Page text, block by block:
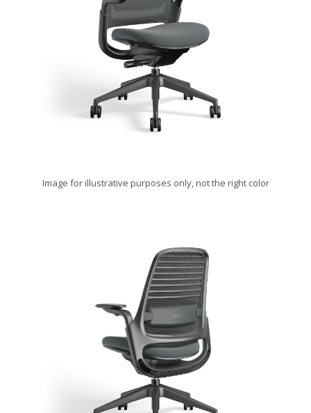
Image for illustrative purposes only, not the right color